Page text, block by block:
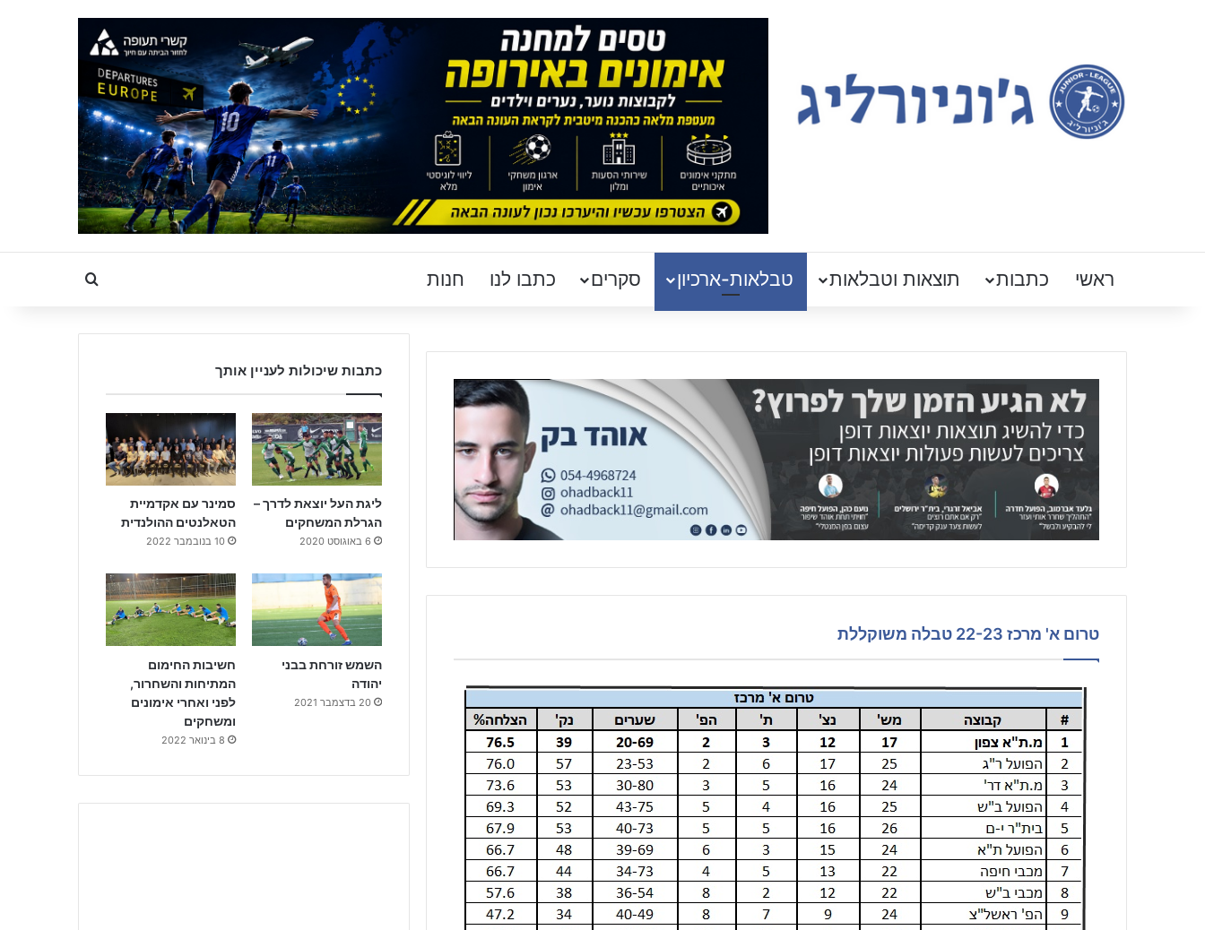
ראשי כתבות תוצאות וטבלאות טבלאות-ארכיון סקרים כתבו לנו חנות Search for
טרום א' מרכז 22-23 טבלה משוקללת
כתבות שיכולות לעניין אותך
ליגת העל יוצאת לדרך –
הגרלת המשחקים
6 באוגוסט 2020
סמינר עם אקדמיית
הטאלנטים ההולנדית
10 בנובמבר 2022
השמש זורחת בבני
יהודה
20 בדצמבר 2021
חשיבות החימום
המתיחות והשחרור,
לפני ואחרי אימונים
ומשחקים
8 בינואר 2022